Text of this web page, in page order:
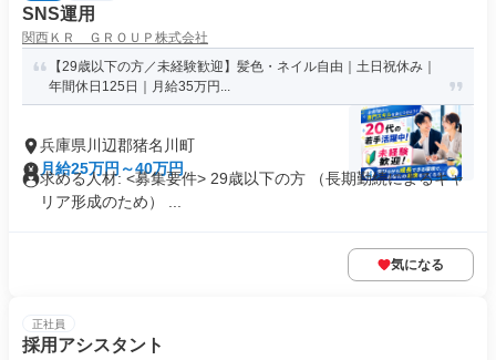
SNS運用
関西ＫＲ ＧＲＯＵＰ株式会社
【29歳以下の方／未経験歓迎】髪色・ネイル自由｜土日祝休み｜
年間休日125日｜月給35万円...
兵庫県川辺郡猪名川町
月給25万円～40万円
求める人材: <募集要件> 29歳以下の方 （長期勤続によるキャ
リア形成のため） ...
気になる
正社員
採用アシスタント